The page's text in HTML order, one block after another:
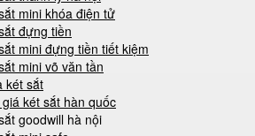
mini khóa điện tử
đựng tiền
mini đựng tiền tiết kiệm
mini võ văn tần
két sắt
két sắt hàn quốc
goodwill hà nội